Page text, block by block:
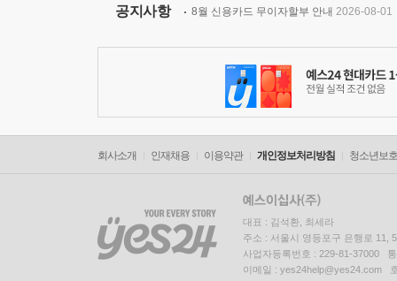
공지사항 8월 신용카드 무이자할부 안내 2026-08-01
회사소개 인재채용 이용약관 개인정보처리방침 청소년보
대표 : 김석환, 최세라
주소 : 서울시 영등포구 은행로 11,
사업자등록번호 : 229-81-37000
이메일 : yes24help@yes24.com